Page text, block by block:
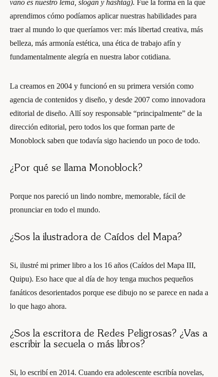
vano es nuestro lema, slogan y hashtag). Fue la forma en la que
aprendimos cómo podíamos aplicar nuestras habilidades para
traer al mundo lo que queríamos ver: más libertad creativa, más
belleza, más armonía estética, una ética de trabajo afín y
fundamentalmente alegría en nuestra labor cotidiana.
La creamos en 2004 y funcionó en su primera versión como
agencia de contenidos y diseño, y desde 2007 como innovadora
editorial de diseño. Allí soy responsable “principalmente” de la
dirección editorial, pero todos los que forman parte de
Monoblock saben que todavía sigo haciendo un poco de todo.
¿Por qué se llama Monoblock?
Porque nos pareció un lindo nombre, memorable, fácil de
pronunciar en todo el mundo.
¿Sos la ilustradora de Caídos del Mapa?
Si, ilustré mi primer libro a los 16 años (Caídos del Mapa III,
Quipu). Eso hace que al día de hoy tenga muchos pequeños
fanáticos desorientados porque ese dibujo no se parece en nada a
lo que hago ahora.
¿Sos la escritora de Redes Peligrosas? ¿Vas a
escribir la secuela o más libros?
Si, lo escribí en 2014. Cuando era adolescente escribía novelas,